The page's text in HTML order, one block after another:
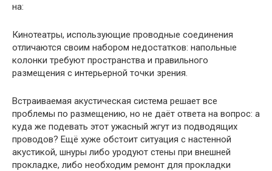
на:
Кинотеатры, использующие проводные соединения
отличаются своим набором недостатков: напольные
колонки требуют пространства и правильного
размещения с интерьерной точки зрения.
Встраиваемая акустическая система решает все
проблемы по размещению, но не даёт ответа на вопрос: а
куда же подевать этот ужасный жгут из подводящих
проводов? Ещё хуже обстоит ситуация с настенной
акустикой, шнуры либо уродуют стены при внешней
прокладке, либо необходим ремонт для прокладки